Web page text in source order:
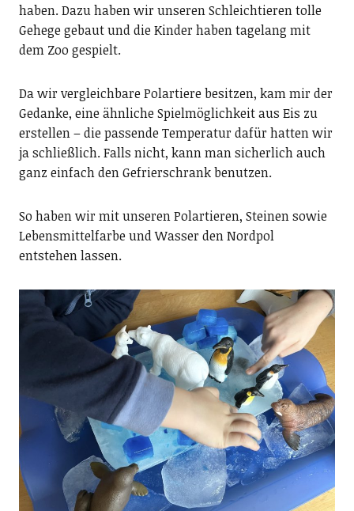
haben. Dazu haben wir unseren Schleichtieren tolle
Gehege gebaut und die Kinder haben tagelang mit
dem Zoo gespielt.
Da wir vergleichbare Polartiere besitzen, kam mir der
Gedanke, eine ähnliche Spielmöglichkeit aus Eis zu
erstellen – die passende Temperatur dafür hatten wir
ja schließlich. Falls nicht, kann man sicherlich auch
ganz einfach den Gefrierschrank benutzen.
So haben wir mit unseren Polartieren, Steinen sowie
Lebensmittelfarbe und Wasser den Nordpol
entstehen lassen.